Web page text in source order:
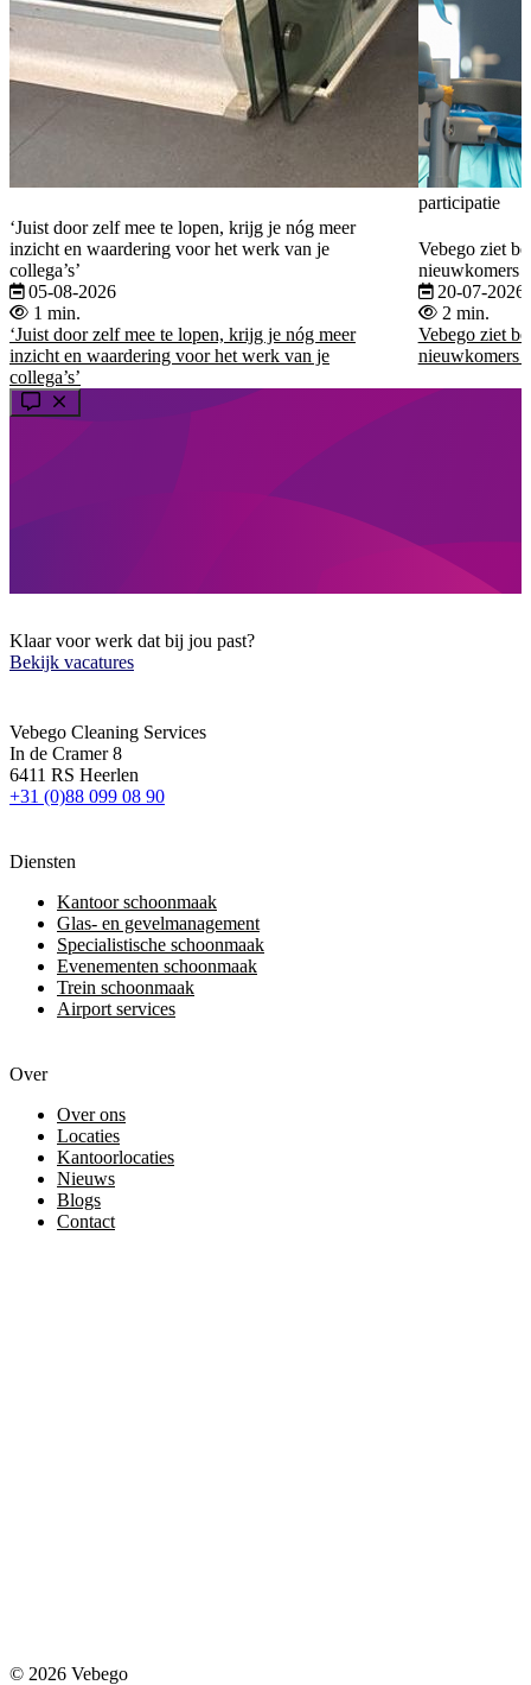
‘Juist door zelf mee te lopen, krijg je nóg meer
inzicht en waardering voor het werk van je
collega’s’
05-08-2026
1 min.
‘Juist door zelf mee te lopen, krijg je nóg meer
inzicht en waardering voor het werk van je
collega’s’
participatie
Vebego ziet
nieuwkomers
20-07-2026
2 min.
Vebego ziet
nieuwkomers
Klaar voor werk dat bij jou past?
Bekijk vacatures
Vebego Cleaning Services
In de Cramer 8
6411 RS Heerlen
+31 (0)88 099 08 90
Diensten
Kantoor schoonmaak
Glas- en gevelmanagement
Specialistische schoonmaak
Evenementen schoonmaak
Trein schoonmaak
Airport services
Over
Over ons
Locaties
Kantoorlocaties
Nieuws
Blogs
Contact
© 2026 Vebego